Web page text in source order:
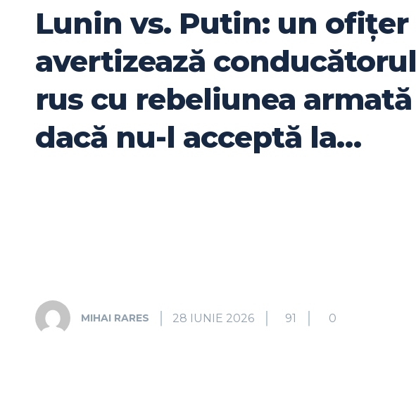
Lunin vs. Putin: un ofițer
avertizează conducătorul
rus cu rebeliunea armată
dacă nu-l acceptă la…
MIHAI RARES 28 IUNIE 2026 91 0